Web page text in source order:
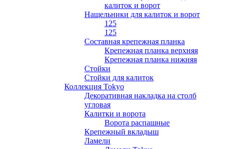
калиток и ворот
Нащельники для калиток и ворот
125
125
Составная крепежная планка
Крепежная планка верхняя
Крепежная планка нижняя
Стойки
Стойки для калиток
Коллекция Tokyo
Декоративная накладка на столб
угловая
Калитки и ворота
Ворота распашные
Крепежный вкладыш
Ламели